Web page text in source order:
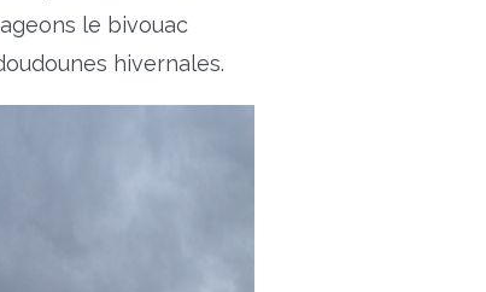
le bivouac
hivernales.